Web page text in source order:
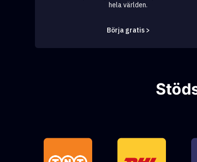
hela världen.
Börja gratis >